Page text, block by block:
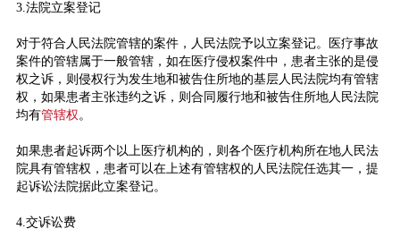
3.法院立案登记
对于符合人民法院管辖的案件，人民法院予以立案登记。医疗事故
案件的管辖属于一般管辖，如在医疗侵权案件中，患者主张的是侵
权之诉，则侵权行为发生地和被告住所地的基层人民法院均有管辖
权，如果患者主张违约之诉，则合同履行地和被告住所地人民法院
均有管辖权。
如果患者起诉两个以上医疗机构的，则各个医疗机构所在地人民法
院具有管辖权，患者可以在上述有管辖权的人民法院任选其一，提
起诉讼法院据此立案登记。
4.交诉讼费